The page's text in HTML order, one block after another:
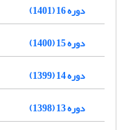
دوره 16 (1401)
دوره 15 (1400)
دوره 14 (1399)
دوره 13 (1398)